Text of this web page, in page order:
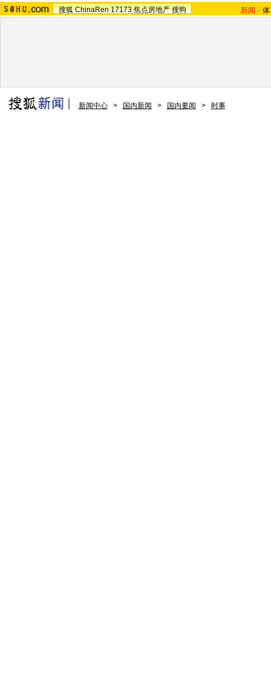
搜狐 ChinaRen 17173 焦点房地产 搜狗 新闻 -
新闻中心 > 国内新闻 > 国内要闻 > 时事